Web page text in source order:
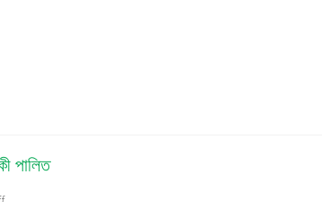
পালিত
on